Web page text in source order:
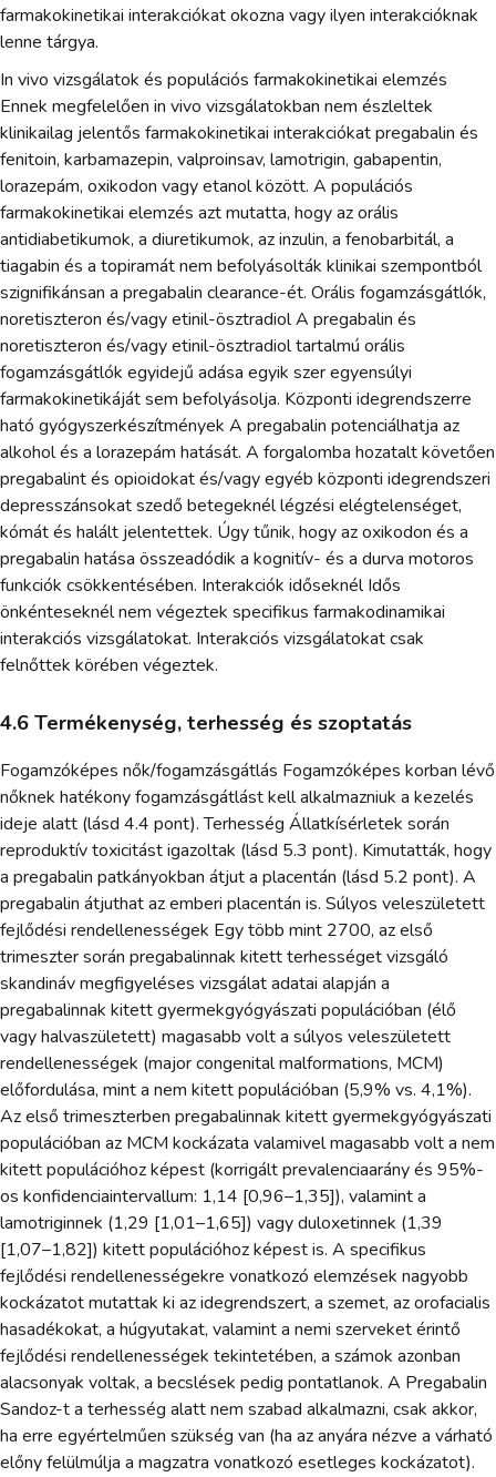
farmakokinetikai interakciókat okozna vagy ilyen interakcióknak
lenne tárgya.
In vivo vizsgálatok és populációs farmakokinetikai elemzés
Ennek megfelelően in vivo vizsgálatokban nem észleltek
klinikailag jelentős farmakokinetikai interakciókat pregabalin és
fenitoin, karbamazepin, valproinsav, lamotrigin, gabapentin,
lorazepám, oxikodon vagy etanol között. A populációs
farmakokinetikai elemzés azt mutatta, hogy az orális
antidiabetikumok, a diuretikumok, az inzulin, a fenobarbitál, a
tiagabin és a topiramát nem befolyásolták klinikai szempontból
szignifikánsan a pregabalin clearance-ét. Orális fogamzásgátlók,
noretiszteron és/vagy etinil-ösztradiol A pregabalin és
noretiszteron és/vagy etinil-ösztradiol tartalmú orális
fogamzásgátlók egyidejű adása egyik szer egyensúlyi
farmakokinetikáját sem befolyásolja. Központi idegrendszerre
ható gyógyszerkészítmények A pregabalin potenciálhatja az
alkohol és a lorazepám hatását. A forgalomba hozatalt követően
pregabalint és opioidokat és/vagy egyéb központi idegrendszeri
depresszánsokat szedő betegeknél légzési elégtelenséget,
kómát és halált jelentettek. Úgy tűnik, hogy az oxikodon és a
pregabalin hatása összeadódik a kognitív- és a durva motoros
funkciók csökkentésében. Interakciók időseknél Idős
önkénteseknél nem végeztek specifikus farmakodinamikai
interakciós vizsgálatokat. Interakciós vizsgálatokat csak
felnőttek körében végeztek.
4.6 Termékenység, terhesség és szoptatás
Fogamzóképes nők/fogamzásgátlás Fogamzóképes korban lévő
nőknek hatékony fogamzásgátlást kell alkalmazniuk a kezelés
ideje alatt (lásd 4.4 pont). Terhesség Állatkísérletek során
reproduktív toxicitást igazoltak (lásd 5.3 pont). Kimutatták, hogy
a pregabalin patkányokban átjut a placentán (lásd 5.2 pont). A
pregabalin átjuthat az emberi placentán is. Súlyos veleszületett
fejlődési rendellenességek Egy több mint 2700, az első
trimeszter során pregabalinnak kitett terhességet vizsgáló
skandináv megfigyeléses vizsgálat adatai alapján a
pregabalinnak kitett gyermekgyógyászati populációban (élő
vagy halvaszületett) magasabb volt a súlyos veleszületett
rendellenességek (major congenital malformations, MCM)
előfordulása, mint a nem kitett populációban (5,9% vs. 4,1%).
Az első trimeszterben pregabalinnak kitett gyermekgyógyászati
populációban az MCM kockázata valamivel magasabb volt a nem
kitett populációhoz képest (korrigált prevalenciaarány és 95%-
os konfidenciaintervallum: 1,14 [0,96–1,35]), valamint a
lamotriginnek (1,29 [1,01–1,65]) vagy duloxetinnek (1,39
[1,07–1,82]) kitett populációhoz képest is. A specifikus
fejlődési rendellenességekre vonatkozó elemzések nagyobb
kockázatot mutattak ki az idegrendszert, a szemet, az orofacialis
hasadékokat, a húgyutakat, valamint a nemi szerveket érintő
fejlődési rendellenességek tekintetében, a számok azonban
alacsonyak voltak, a becslések pedig pontatlanok. A Pregabalin
Sandoz-t a terhesség alatt nem szabad alkalmazni, csak akkor,
ha erre egyértelműen szükség van (ha az anyára nézve a várható
előny felülmúlja a magzatra vonatkozó esetleges kockázatot).